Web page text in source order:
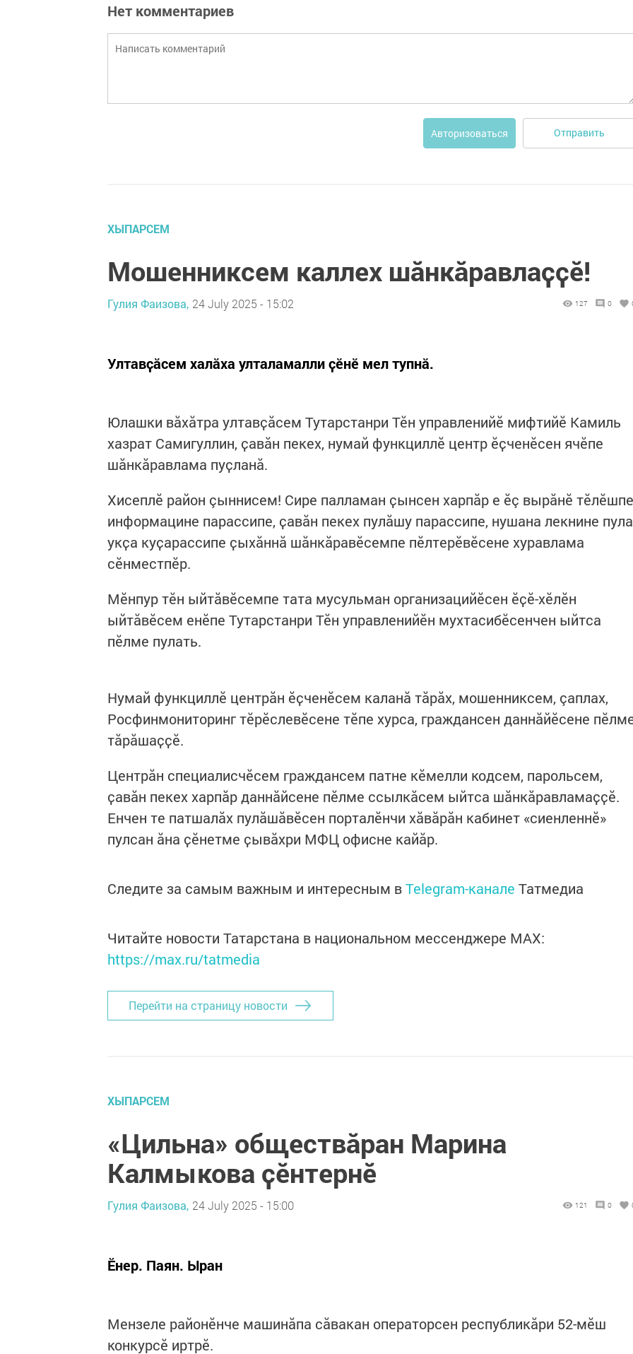
Нет комментариев
Авторизоваться Отправить
ХЫПАРСЕМ
Мошенниксем каллех шӑнкӑравлаҫҫӗ!
Гулия Фаизова, 24 July 2025 - 15:02 127 0
Ултавҫӑсем халӑха улталамалли ҫӗнӗ мел тупнӑ.
Юлашки вӑхӑтра ултавҫӑсем Тутарстанри Тӗн управленийӗ мифтийӗ Камиль
хазрат Самигуллин, ҫавӑн пекех, нумай функциллӗ центр ӗҫченӗсен ячӗпе
шӑнкӑравлама пуҫланă.
Хисеплӗ район çыннисем! Сире палламан ҫынсен харпӑр е ӗç вырăнӗ тӗлӗшпе
информацине парассипе, ҫавӑн пекех пулӑшу парассипе, нушана лекнине пула
укҫа куҫарассипе ҫыхӑннӑ шӑнкӑравӗсемпе пӗлтерӗвӗсене хуравлама
сӗнместпӗр.
Мӗнпур тӗн ыйтӑвӗсемпе тата мусульман организацийӗсен ӗҫӗ-хӗлӗн
ыйтӑвӗсем енӗпе Тутарстанри Тӗн управленийӗн мухтасибӗсенчен ыйтса
пӗлме пулать.
Нумай функциллӗ центрăн ӗҫченӗсем каланӑ тӑрӑх, мошенниксем, çаплах,
Росфинмониторинг тӗрӗслевӗсене тӗпе хурса, граждансен даннӑйӗсене
тӑрӑшаҫҫӗ.
Центрăн специалисчӗсем граждансем патне кӗмелли кодсем, парольсем,
ҫавӑн пекех харпӑр даннӑйсене пӗлме ссылкӑсем ыйтса шӑнкӑравламаҫҫӗ.
Енчен те патшалӑх пулӑшӑвӗсен порталӗнчи хӑвӑрӑн кабинет «сиенленнӗ»
пулсан ӑна ҫӗнетме ҫывӑхри МФЦ офисне кайӑр.
Следите за самым важным и интересным вTelegram-канале Татмедиа
Читайте новости Татарстана в национальном мессенджере MАХ:
https://max.ru/tatmedia
Перейти на страницу новости
ХЫПАРСЕМ
«Цильна» обществӑран Марина
Калмыкова ҫӗнтернӗ
Гулия Фаизова, 24 July 2025 - 15:00 121 0
Ӗнер. Паян. Ыран
Мензеле районӗнче машинӑпа сӑвакан операторсен республикăри 52-мӗш
конкурсӗ иртрӗ.